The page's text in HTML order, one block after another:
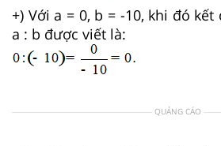
+) Với a = 0, b = -10, khi đó
a : b được viết là:
QUẢNG CÁO